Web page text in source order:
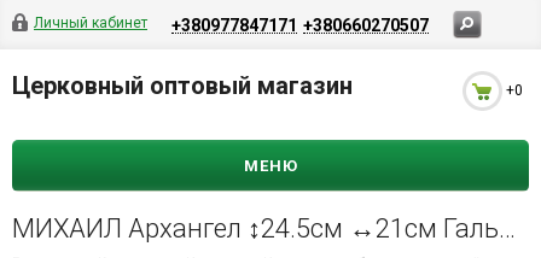
Личный кабинет +380977847171 +380660270507
Церковный оптовый магазин +0
МЕНЮ
МИХАИЛ Архангел ↕24.5см ↔21см Гальваника